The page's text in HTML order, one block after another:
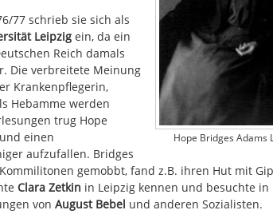
Hope Bridges Adams
77 schrieb sie sich als
Leipzig ein, da ein
Reich damals
Die verbreitete Meinung
Krankenpflegerin,
Hebamme werden
trug Hope
einen
aufzufallen. Bridges
gemobbt, fand z.B. ihren Hut mit
Clara Zetkin in Leipzig kennen und besuchte in
von August Bebel und anderen Sozialisten.